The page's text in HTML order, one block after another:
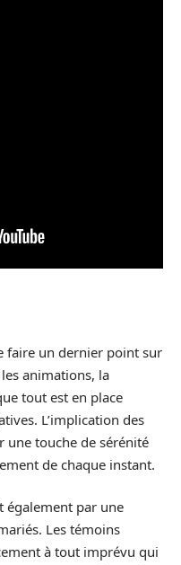
faire un dernier point sur
animations, la
tout est en place
L’implication des
une touche de sérénité
de chaque instant.
également par une
Les témoins
à tout imprévu qui